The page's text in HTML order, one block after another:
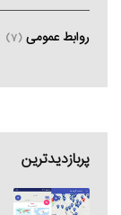
روابط عمومی (7)
پربازدیدترین